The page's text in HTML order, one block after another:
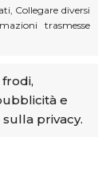
Collegare diversi
trasmesse
e
privacy.
la vostra
AFFITTO